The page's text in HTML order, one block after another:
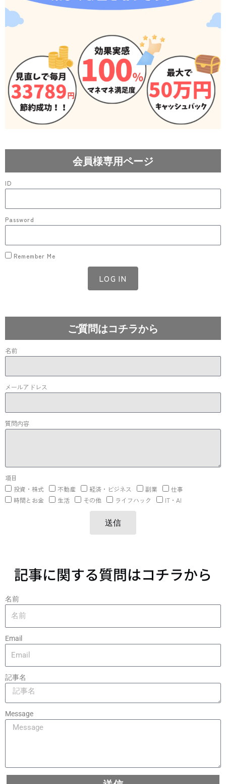
会員様専用ページ
ID
Password
Remember Me
LOG IN
ご質問はコチラから
名前
メールアドレス
質問内容
項目
投資・株式
不動産 経済・ビジネス 副業
仕事
時間とお金
生活 その他 ライフハック IT・AI
送信
記事に関する質問はコチラから
名前
Email
記事名
Message